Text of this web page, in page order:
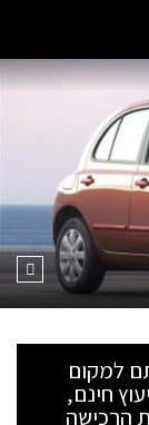
למקום
חינם,
הרכישה